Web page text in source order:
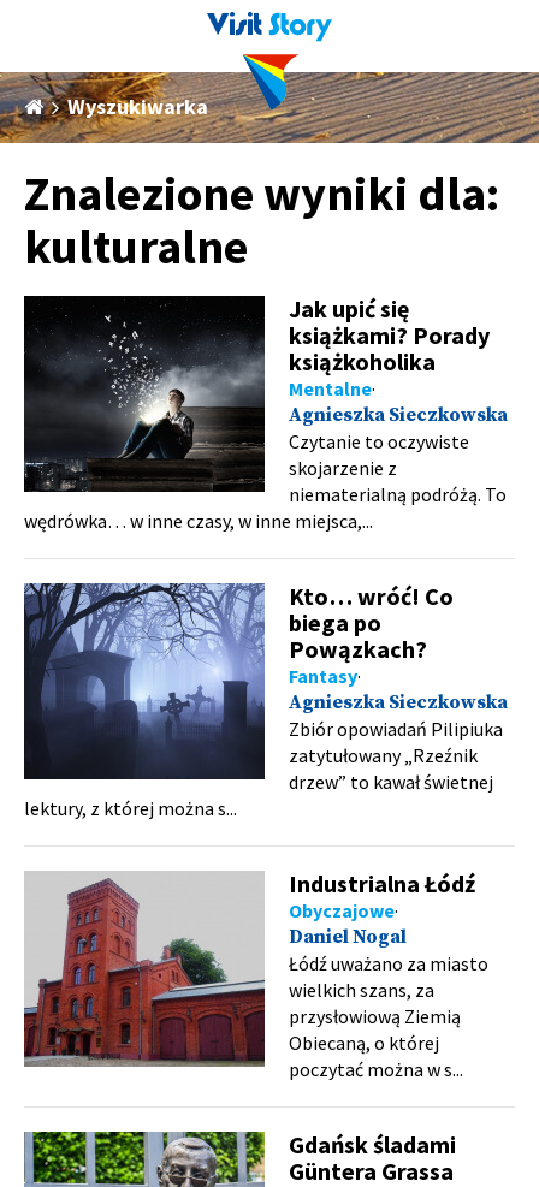
Wyszukiwarka
Znalezione wyniki dla:
kulturalne
Jak upić się
książkami? Porady
książkoholika
Mentalne
Agnieszka Sieczkowska
Czytanie to oczywiste
skojarzenie z
niematerialną podróżą. To
wędrówka… w inne czasy, w inne miejsca,...
Kto… wróć! Co
biega po
Powązkach?
Fantasy
Agnieszka Sieczkowska
Zbiór opowiadań Pilipiuka
zatytułowany „Rzeźnik
drzew” to kawał świetnej
lektury, z której można s...
Industrialna Łódź
Obyczajowe
Daniel Nogal
Łódź uważano za miasto
wielkich szans, za
przysłowiową Ziemią
Obiecaną, o której
poczytać można w s...
Gdańsk śladami
Güntera Grassa